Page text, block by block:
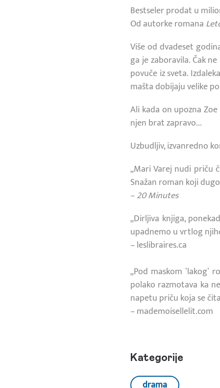
Bestseler prodat u
Od autorke romana
Više od dvadeset
ga je zaboravila. Čak
povuče iz sveta.
mašta dobijaju velike
Ali kada on upozna
njen brat zapravo...
Uzbudljiv, izvanredno
„Mari Varej nudi priču
Snažan roman koji
–20 Minutes
„Dirljiva knjiga,
upadnemo u vrtlog
– leslibraires.ca
„Pod maskom ʼlakogʼ
polako razmotava ka
napetu priču koja se
– mademoisellelit.com
Kategorije
drama